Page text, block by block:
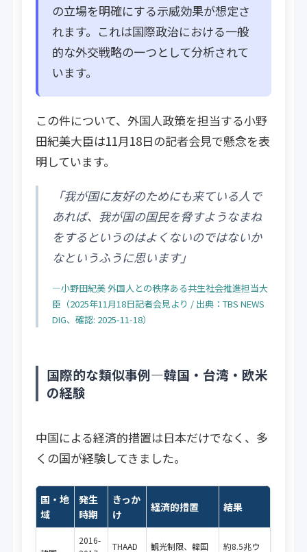
の立場を明確にする示威効果が想定さ
れます。これは国際政治における一般
的な外交戦略の一つとして分析されて
います。
この件について、外国人政策を担当する小野
田紀美大臣は11月18日の記者会見で懸念を表
明しています。
「我が国に友好のためにも来ている人で
あれば、我が国の国民を脅すようなまね
をするというのはよくないのではないか
なというふうに思います」
―小野田紀美 外国人との秩序ある共生社会推進担当大
臣（2025年11月18日記者会見より / 出典：TBS NEWS
DIG、確認: 2025-11-18）
国際的な類似事例―韓国・台湾・欧米
の経験
中国による経済的措置は日本だけでなく、多
くの国が経験してきました。
国・地
域
発生
時期
きっか
け
経済的措置 結果
2016-
THAAD
観光制限、韓国
約8.5兆ウ